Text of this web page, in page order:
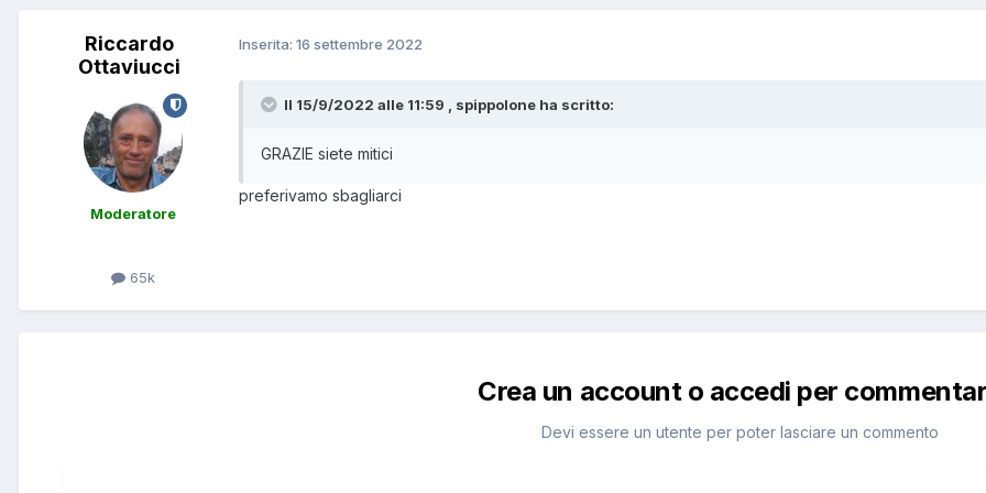
Riccardo
Ottaviucci
Moderatore
65k
Inserita: 16 settembre 2022
Il 15/9/2022 alle 11:59 , spippolone ha scritto:
GRAZIE siete mitici
preferivamo sbagliarci
Crea un account o accedi per
Devi essere un utente per poter lasciare un commento